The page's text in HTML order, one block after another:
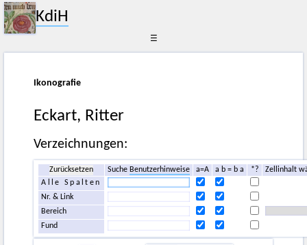
KdiH
☰
Ikonografie
Eckart, Ritter
Verzeichnungen:
Zurücksetzen SucheBenutzerhinweise a=A a b = b a *?
Zellinhalt
Alle Spalten
Nr. & Link
Bereich
Fund